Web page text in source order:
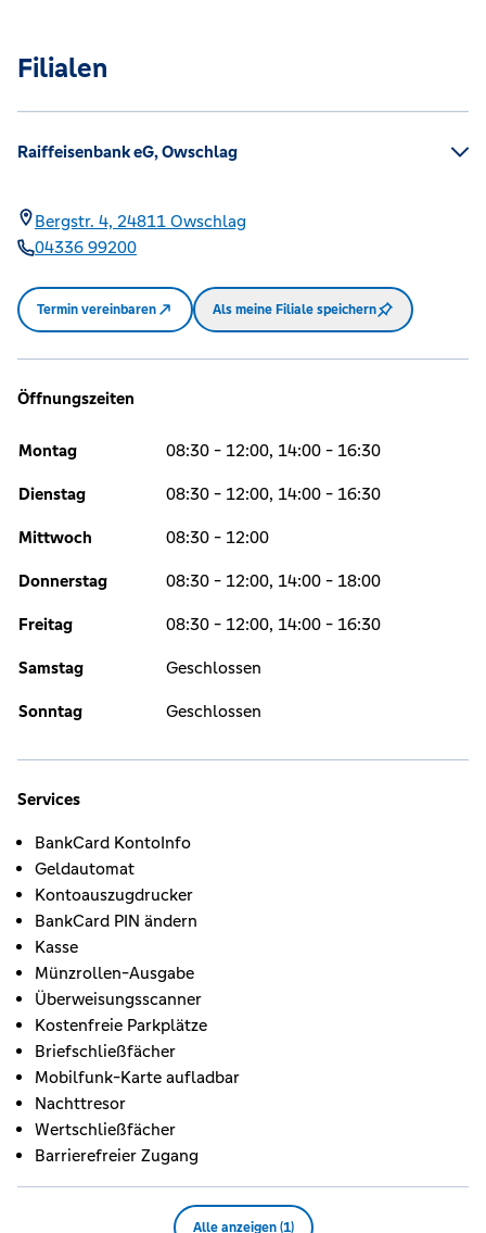
Filialen
Raiffeisenbank eG, Owschlag
Bergstr. 4, 24811 Owschlag
04336 99200
Termin vereinbaren Als meine Filiale speichern
Öffnungszeiten
Montag 08:30 - 12:00, 14:00 - 16:30
Dienstag 08:30 - 12:00, 14:00 - 16:30
Mittwoch 08:30 - 12:00
Donnerstag 08:30 - 12:00, 14:00 - 18:00
Freitag 08:30 - 12:00, 14:00 - 16:30
Samstag Geschlossen
Sonntag Geschlossen
Services
BankCard KontoInfo
Geldautomat
Kontoauszugdrucker
BankCard PIN ändern
Kasse
Münzrollen-Ausgabe
Überweisungsscanner
Kostenfreie Parkplätze
Briefschließfächer
Mobilfunk-Karte aufladbar
Nachttresor
Wertschließfächer
Barrierefreier Zugang
Alle anzeigen (1)